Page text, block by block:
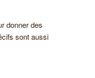
donner des
sont aussi